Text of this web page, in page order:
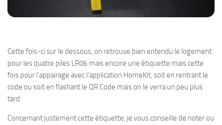
Cette fois-ci sur le dessous, on retrouve bien entendu le logement
pour les quatre piles LR06 mais encore une étiquette mais cette
fois pour l’appairage avec l’application HomeKit, soit en rentrant le
code ou soit en flashant le QR Code mais on le verra un peu plus
tard.
Concernant justement cette étiquette, je vous conseille de noter ou